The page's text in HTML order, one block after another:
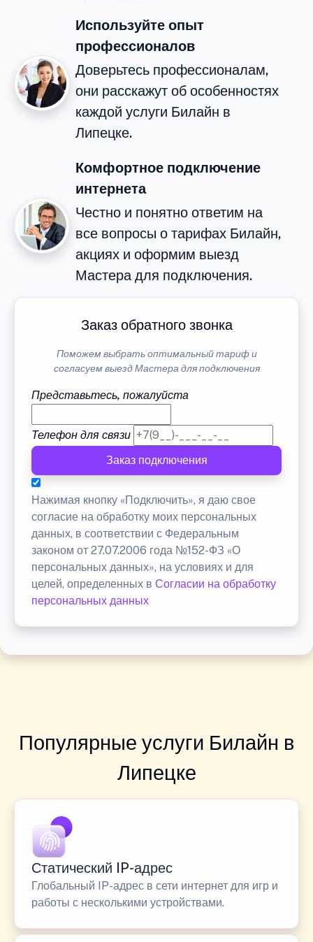
Используйте опыт
профессионалов
Доверьтесь профессионалам,
они расскажут об особенностях
каждой услуги Билайн в
Липецке.
Комфортное подключение
интернета
Честно и понятно ответим на
все вопросы о тарифах Билайн,
акциях и оформим выезд
Мастера для подключения.
Заказ обратного звонка
Поможем выбрать оптимальный тариф и
согласуем выезд Мастера для подключения
Представьтесь, пожалуйста
Телефон для связи
Заказ подключения
Нажимая кнопку «Подключить», я даю свое
согласие на обработку моих персональных
данных, в соответствии с Федеральным
законом от 27.07.2006 года №152-ФЗ «О
персональных данных», на условиях и для
целей, определенных в Согласии на обработку
персональных данных
Популярные услуги Билайн в
Липецке
Статический IP-адрес
Глобальный IP-адрес в сети интернет для игр и
работы с несколькими устройствами.